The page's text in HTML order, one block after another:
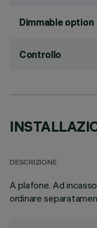
Dimmable option
Controllo
DESCRIZIONE
A plafone. Ad
ordinare